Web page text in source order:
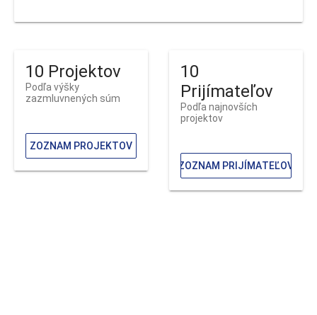
10 Projektov
Podľa výšky
zazmluvnených súm
ZOZNAM PROJEKTOV
10
Prijímateľov
Podľa najnovších
projektov
ZOZNAM PRIJÍMATEĽOV